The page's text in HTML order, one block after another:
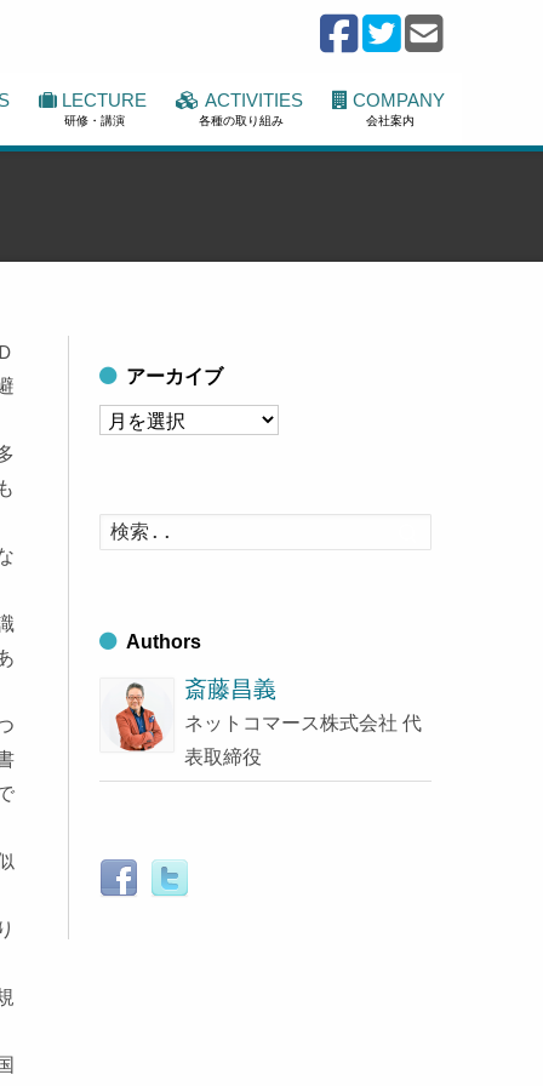
LECTURE
研修・講演
ACTIVITIES
各種の取り組み
COMPANY
会社案内
アーカイブ
ア
イ
ブ
索
Authors
斎藤昌義
ネットコマース株式会社 代
表取締役